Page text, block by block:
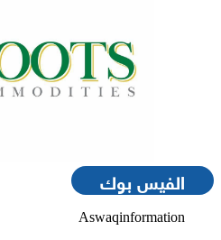
الفيس بوك
Aswaqinformation